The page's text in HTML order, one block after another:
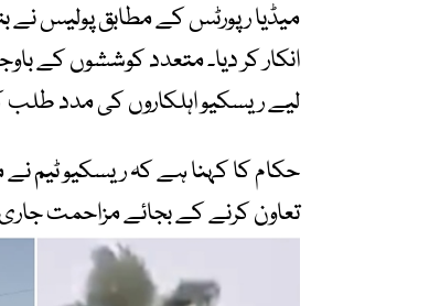
میڈیا رپورٹس کے مطابق پولیس
انکار کر دیا۔ متعدد کوششوں کے
لیے ریسکیو اہلکاروں کی مدد
حکام کا کہنا ہے کہ ریسکیو ٹیم
تعاون کرنے کے بجائے مزاحمت